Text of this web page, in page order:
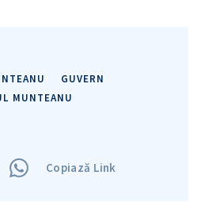
GUVERN
MUNTEANU
Copiază Link